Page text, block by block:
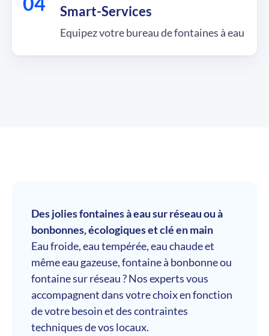
Smart-Services
Equipez votre bureau de fontaines à eau
Des jolies fontaines à eau sur réseau ou à
bonbonnes, écologiques et clé en main
Eau froide, eau tempérée, eau chaude et
même eau gazeuse, fontaine à bonbonne ou
fontaine sur réseau ? Nos experts vous
accompagnent dans votre choix en fonction
de votre besoin et des contraintes
techniques de vos locaux.